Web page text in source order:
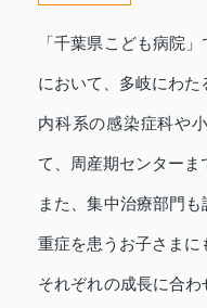
「千葉県こども病院
において、多岐にわた
内科系の感染症科や
て、周産期センターま
また、集中治療部門
重症を患うお子さまに
それぞれの成長に合